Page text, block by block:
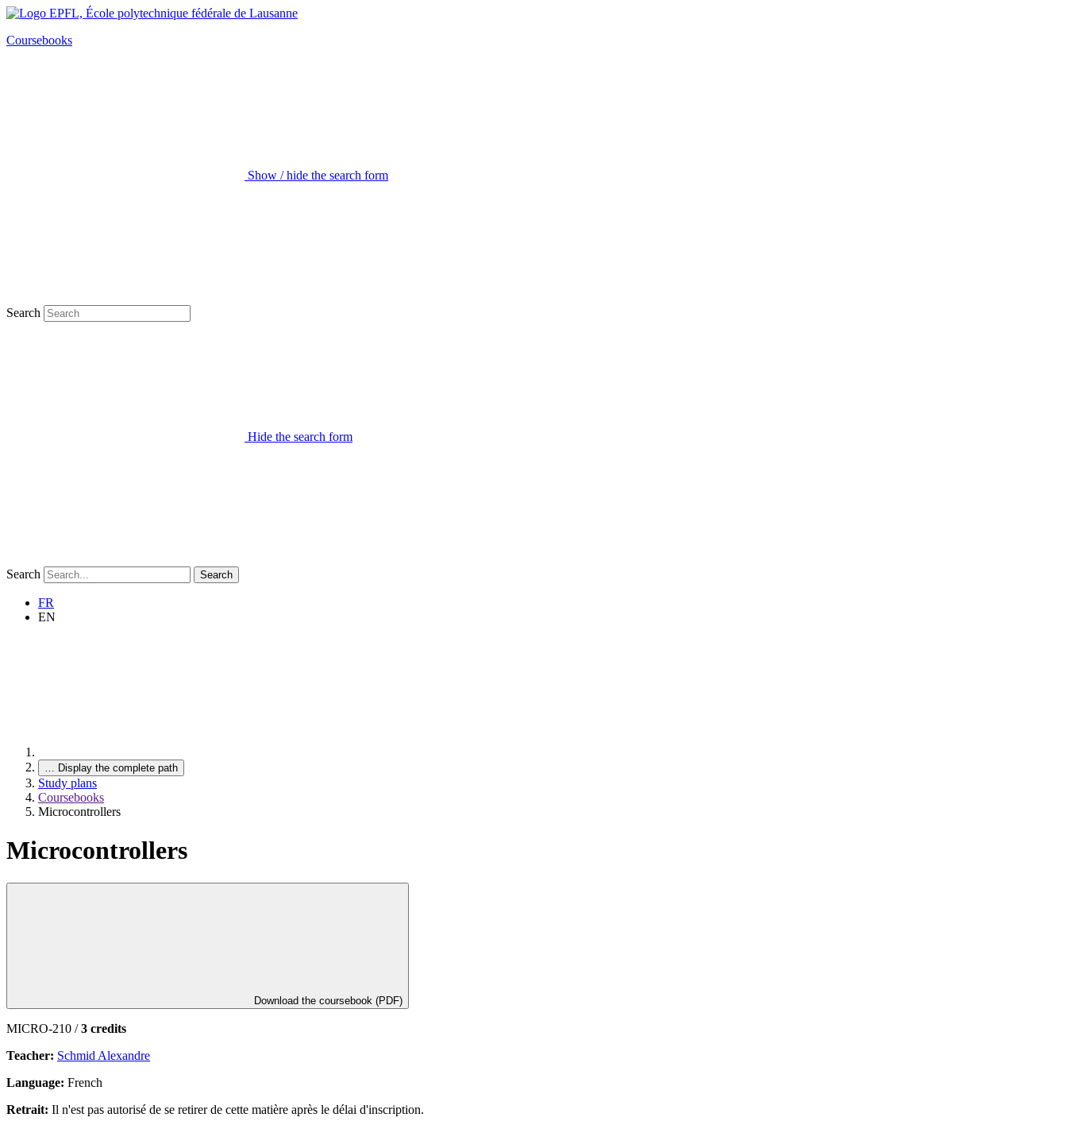
Coursebooks
Show / hide the search form
Search
Hide the search form
Search Search
FR
EN
… Display the complete path
Study plans
Coursebooks
Microcontrollers
Microcontrollers
Download the coursebook (PDF)
MICRO-210 /3 credits
Teacher: Schmid Alexandre
Language: French
Retrait: Il n'est pas autorisé de se retirer de cette matière après le délai d'inscription.